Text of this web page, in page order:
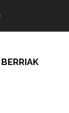
BERRIAK